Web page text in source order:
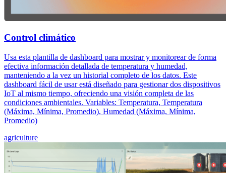
Control climático
Usa esta plantilla de dashboard para mostrar y monitorear de forma
efectiva información detallada de temperatura y humedad,
manteniendo a la vez un historial completo de los datos. Este
dashboard fácil de usar está diseñado para gestionar dos dispositivos
IoT al mismo tiempo, ofreciendo una visión completa de las
condiciones ambientales. Variables: Temperatura, Temperatura
(Máxima, Mínima, Promedio), Humedad (Máxima, Mínima,
Promedio)
agriculture